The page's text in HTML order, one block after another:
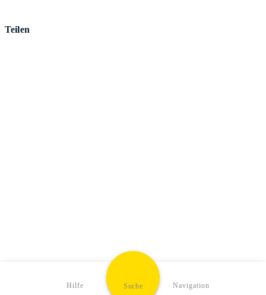
Teilen
Hilfe Suche Navigation